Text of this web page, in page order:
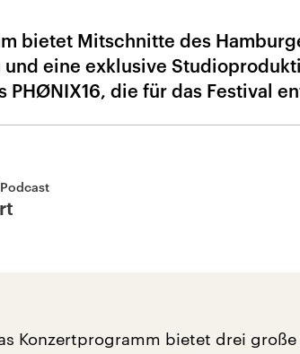
bietet Mitschnitte des
und eine exklusive
PHØNIX16, die für das Festival
Konzertprogramm bietet drei